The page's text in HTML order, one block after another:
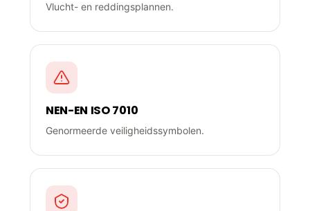
Vlucht- en reddingsplannen.
NEN-EN ISO 7010
Genormeerde veiligheidssymbolen.